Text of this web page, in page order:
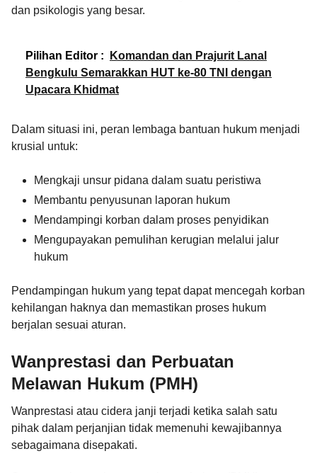
dan psikologis yang besar.
Pilihan Editor :
Komandan dan Prajurit Lanal
Bengkulu Semarakkan HUT ke-80 TNI dengan
Upacara Khidmat
Dalam situasi ini, peran lembaga bantuan hukum menjadi
krusial untuk:
Mengkaji unsur pidana dalam suatu peristiwa
Membantu penyusunan laporan hukum
Mendampingi korban dalam proses penyidikan
Mengupayakan pemulihan kerugian melalui jalur
hukum
Pendampingan hukum yang tepat dapat mencegah korban
kehilangan haknya dan memastikan proses hukum
berjalan sesuai aturan.
Wanprestasi dan Perbuatan
Melawan Hukum (PMH)
Wanprestasi atau cidera janji terjadi ketika salah satu
pihak dalam perjanjian tidak memenuhi kewajibannya
sebagaimana disepakati.